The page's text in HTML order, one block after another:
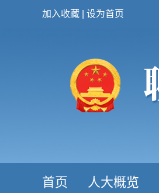
加入收藏 设为首页
首页 人大概览